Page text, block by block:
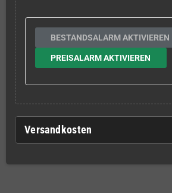
BESTANDSALARM AKTIVIEREN
PREISALARM AKTIVIEREN
Versandkosten